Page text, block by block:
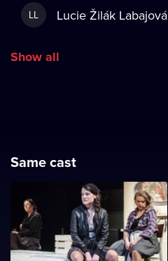
LL Lucie Žilák Labajová
Show all
Same cast